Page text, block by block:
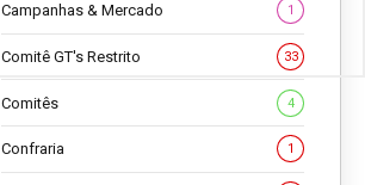
Campanhas & Mercado 1
Comitê GT's Restrito 33
Comitês 4
Confraria 1